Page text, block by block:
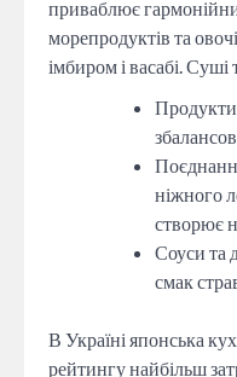
приваблює
морепродуктів та
імбиром і васабі.
Продукти
ніжного
створює
Соуси та
смак
В Україні японська
рейтингу найбільш